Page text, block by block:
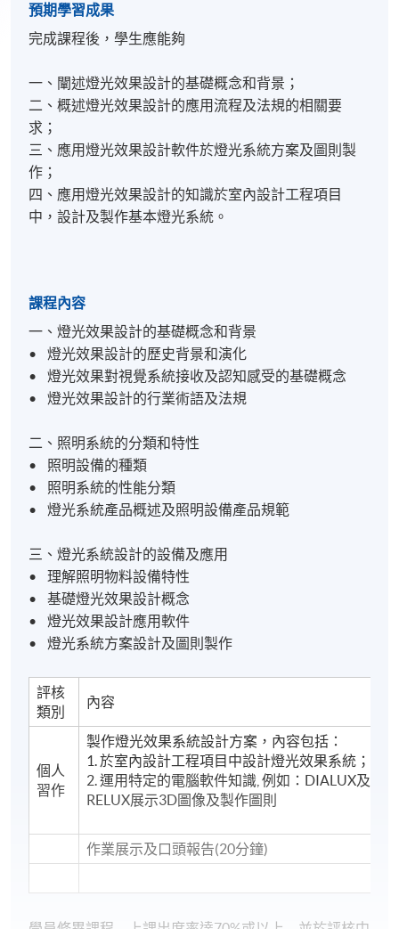
預期學習成果
完成課程後，學生應能夠
一、闡述燈光效果設計的基礎概念和背景；
二、概述燈光效果設計的應用流程及法規的相關要
求；
三、應用燈光效果設計軟件於燈光系統方案及圖則製
作；
四、應用燈光效果設計的知識於室內設計工程項目
中，設計及製作基本燈光系統。
課程內容
一、燈光效果設計的基礎概念和背景
• 燈光效果設計的歷史背景和演化
• 燈光效果對視覺系統接收及認知感受的基礎概念
• 燈光效果設計的行業術語及法規
二、照明系統的分類和特性
• 照明設備的種類
• 照明系統的性能分類
• 燈光系統產品概述及照明設備產品規範
三、燈光系統設計的設備及應用
• 理解照明物料設備特性
• 基礎燈光效果設計概念
• 燈光效果設計應用軟件
• 燈光系統方案設計及圖則製作
評核
類別
內容
個人
習作
製作燈光效果系統設計方案，內容包括：
1. 於室內設計工程項目中設計燈光效果系統；
2. 運用特定的電腦軟件知識, 例如：DIALUX及
RELUX展示3D圖像及製作圖則
作業展示及口頭報告(20分鐘)